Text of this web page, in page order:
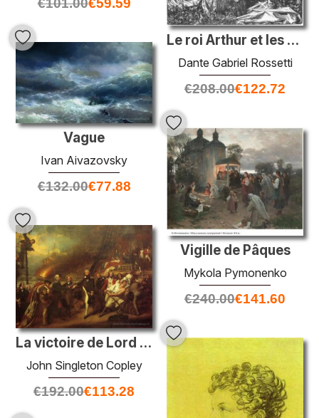
€101.00€59.59
Le roi Arthur et les reines qui pleurent
Dante Gabriel Rossetti
€208.00€122.72
Vague
Ivan Aivazovsky
€132.00€77.88
Vigille de Pâques
Mykola Pymonenko
€240.00€141.60
La victoire de Lord Duncan
John Singleton Copley
€192.00€113.28